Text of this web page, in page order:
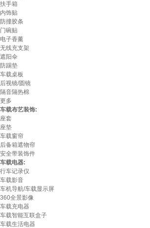
扶手箱
内饰贴
防撞胶条
门碗贴
电子香薰
无线充支架
遮阳伞
防踢垫
车载桌板
后视镜/圆镜
隔音隔热棉
更多
车载布艺装饰:
座套
座垫
车载窗帘
后备箱遮物帘
安全带装饰件
车载电器:
行车记录仪
车载影音
车机导航/车载显示屏
360全景影像
车载充电器
车载智能互联盒子
车载生活电器